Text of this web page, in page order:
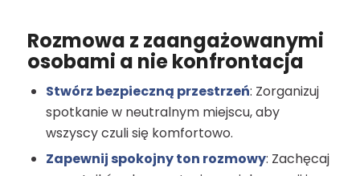
Rozmowa z zaangażowanymi
osobami a nie konfrontacja
Stwórz bezpieczną przestrzeń: Zorganizuj
spotkanie w neutralnym miejscu, aby
wszyscy czuli się komfortowo.
Zapewnij spokojny ton rozmowy: Zachęcaj